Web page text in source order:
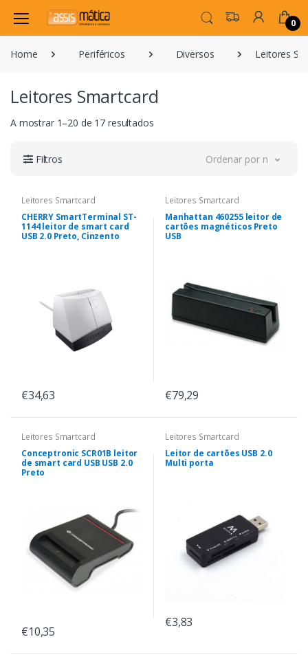
0
Home Periféricos Diversos Leitores
Leitores Smartcard
A mostrar 1–20 de 17 resultados
Filtros Ordenar por novidade
Leitores Smartcard
CHERRY SmartTerminal ST-
1144 leitor de smart card
USB 2.0 Preto, Cinzento
€34,63
Leitores Smartcard
Manhattan 460255 leitor de
cartões magnéticos Preto
USB
€79,29
Leitores Smartcard
Conceptronic SCR01B leitor
de smart card USB USB 2.0
Preto
€10,35
Leitores Smartcard
Leitor de cartões USB 2.0
Multi porta
€3,83